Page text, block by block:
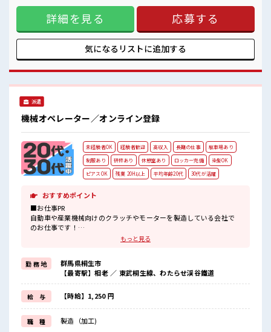
はありますがその分お給料に還元されますのでしっかり稼げ
ますよ！ ■職場の雰囲気 アットホームな雰囲気の職場♪ 女性
もたくさん活躍しています。 毎日楽しくお仕事できる環境が
整っていますよ★
詳細を見る 応募する
気になるリストに追加する
派遣
機械オペレーター／オンライン登録
未経験者OK 経験者歓迎 高収入 長期の仕事
駐車場あり
制服あり
研修あり 休憩室あり ロッカー完備
染髪OK
ピアスOK
残業 20H以上 平均年齢20代 30代が活躍
おすすめポイント
■お仕事PR
自動車や産業機械向けのクラッチやモーターを製造している会社で
のお仕事です！
機械への部品の脱着からノギスやマイクロを使っての測定までの作
製造業が初めてで不安な方やブランクがある方も大丈夫！
親切、
丁寧に教えていただけるので安心してスタートできますよ！
ノギスやマイクロなどのスキルも身につきます！
こちらは交替勤務のお仕事なので稼ぐこともできます！
残業も1日/1h～程あるのでほどよく稼げますよ！
ロッカーや休憩室完備！
無料駐車場も完備されています！
もっと見る
勤 務 地
群馬県桐生市
【最寄駅】相老 ／ 東武桐生線、わたらせ渓谷鐵道
給 与 【時給】1,250 円
職 種 製造（加工)